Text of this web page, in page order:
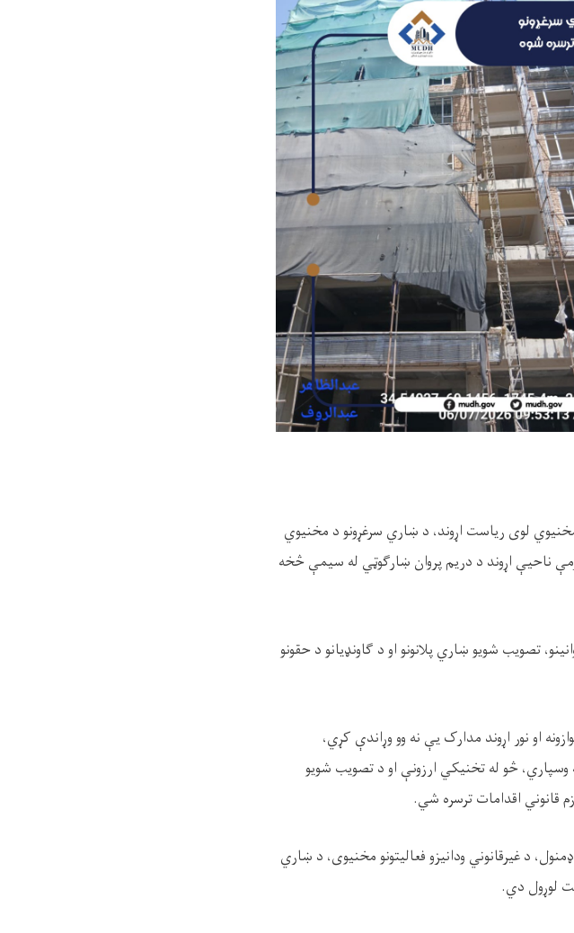
لوی ریاست اړوند، د ښاري سرغړونو د مخنیوي
ناحیې اړوند د دریم پروان ښارګوټي له سیمې څخه
تصویب شویو ښاري پلانونو او د ګاونډیانو د حقونو
او نور اړوند مدارک یې نه وو وړاندې کړي،
څو له تخنیکي ارزونې او د تصویب شویو
قانوني اقدامات ترسره شي.
د غیرقانوني ودانیزو فعالیتونو مخنیوی، د ښاري
لوړول دي.